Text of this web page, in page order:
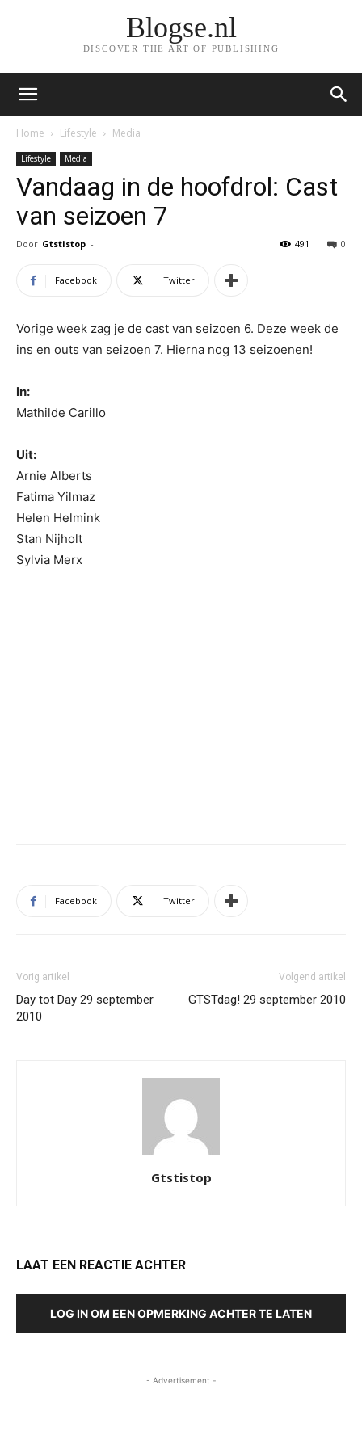
Blogse.nl
DISCOVER THE ART OF PUBLISHING
Home Lifestyle Media
Lifestyle Media
Vandaag in de hoofdrol: Cast
van seizoen 7
Door Gtstistop - 0
491
Facebook Twitter
Vorige week zag je de cast van seizoen 6. Deze week de
ins en outs van seizoen 7. Hierna nog 13 seizoenen!
In:
Mathilde Carillo
Uit:
Arnie Alberts
Fatima Yilmaz
Helen Helmink
Stan Nijholt
Sylvia Merx
Facebook Twitter
Vorig artikel
Day tot Day 29 september
2010
Volgend artikel
GTSTdag! 29 september 2010
Gtstistop
LAAT EEN REACTIE ACHTER
LOG IN OM EEN OPMERKING ACHTER TE LATEN
- Advertisement -